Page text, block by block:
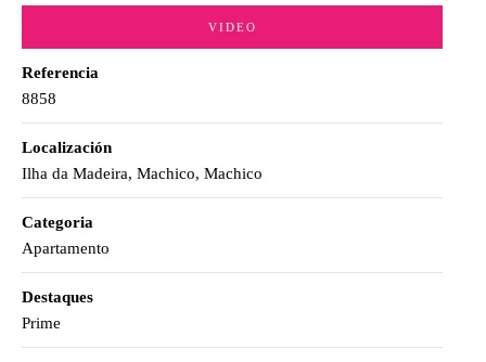
VIDEO
Referencia
8858
Localización
Ilha da Madeira, Machico, Machico
Categoria
Apartamento
Destaques
Prime